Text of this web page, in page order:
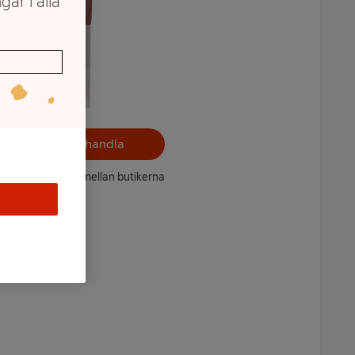
Välj butik och handla
kan variera mellan butikerna